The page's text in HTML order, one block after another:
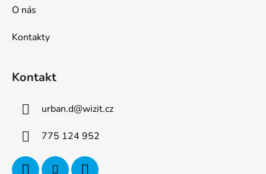
O nás
Kontakty
Kontakt
urban.d@wizit.cz
775 124 952